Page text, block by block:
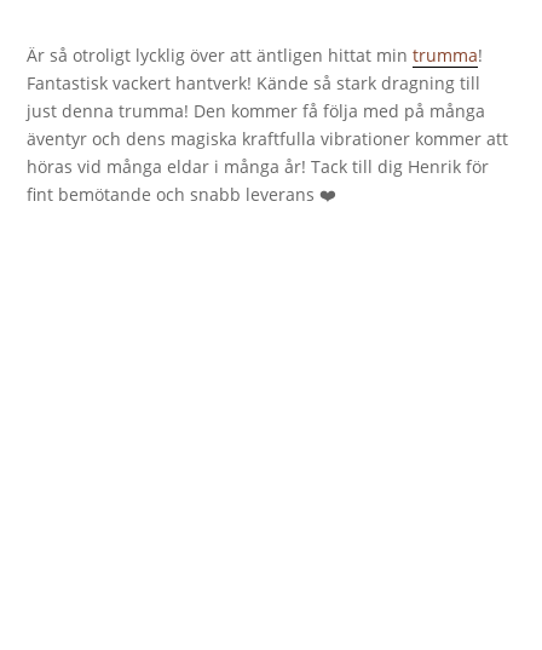
Är så otroligt lycklig över att äntligen hittat mintrumma!
Fantastisk vackert hantverk! Kände så stark dragning till
just denna trumma! Den kommer få följa med på många
äventyr och dens magiska kraftfulla vibrationer kommer att
höras vid många eldar i många år! Tack till dig Henrik för
fint bemötande och snabb leverans ❤️